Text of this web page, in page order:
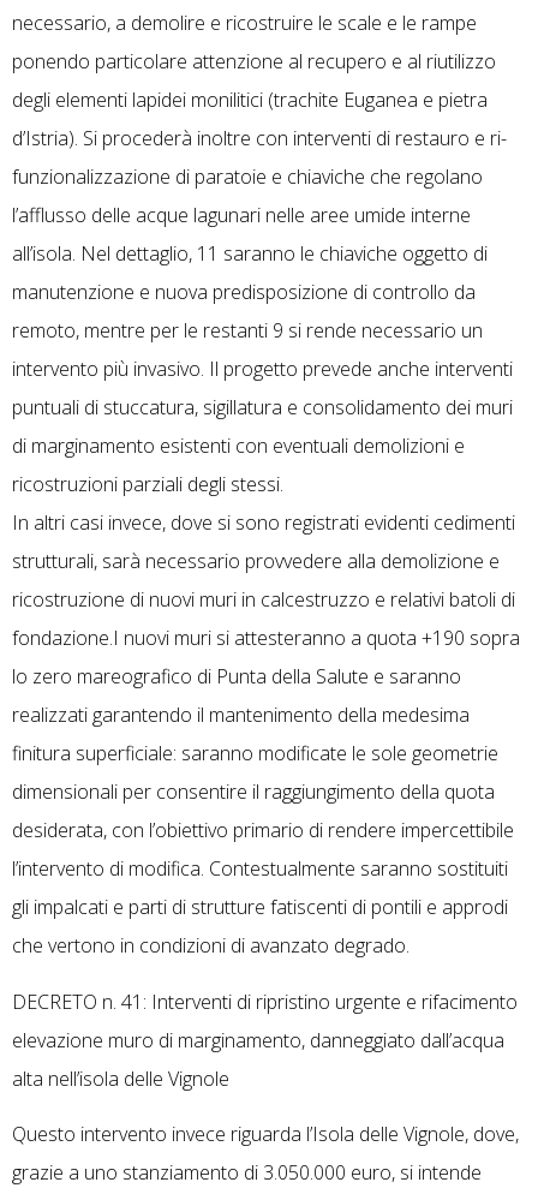
necessario, a demolire e ricostruire le scale e le rampe
ponendo particolare attenzione al recupero e al riutilizzo
degli elementi lapidei monilitici (trachite Euganea e pietra
d’Istria). Si procederà inoltre con interventi di restauro e ri-
funzionalizzazione di paratoie e chiaviche che regolano
l’afflusso delle acque lagunari nelle aree umide interne
all’isola. Nel dettaglio, 11 saranno le chiaviche oggetto di
manutenzione e nuova predisposizione di controllo da
remoto, mentre per le restanti 9 si rende necessario un
intervento più invasivo. Il progetto prevede anche interventi
puntuali di stuccatura, sigillatura e consolidamento dei muri
di marginamento esistenti con eventuali demolizioni e
ricostruzioni parziali degli stessi.
In altri casi invece, dove si sono registrati evidenti cedimenti
strutturali, sarà necessario provvedere alla demolizione e
ricostruzione di nuovi muri in calcestruzzo e relativi batoli di
fondazione.I nuovi muri si attesteranno a quota +190 sopra
lo zero mareografico di Punta della Salute e saranno
realizzati garantendo il mantenimento della medesima
finitura superficiale: saranno modificate le sole geometrie
dimensionali per consentire il raggiungimento della quota
desiderata, con l’obiettivo primario di rendere impercettibile
l’intervento di modifica. Contestualmente saranno sostituiti
gli impalcati e parti di strutture fatiscenti di pontili e approdi
che vertono in condizioni di avanzato degrado.
DECRETO n. 41: Interventi di ripristino urgente e rifacimento
elevazione muro di marginamento, danneggiato dall’acqua
alta nell’isola delle Vignole
Questo intervento invece riguarda l’Isola delle Vignole, dove,
grazie a uno stanziamento di 3.050.000 euro, si intende